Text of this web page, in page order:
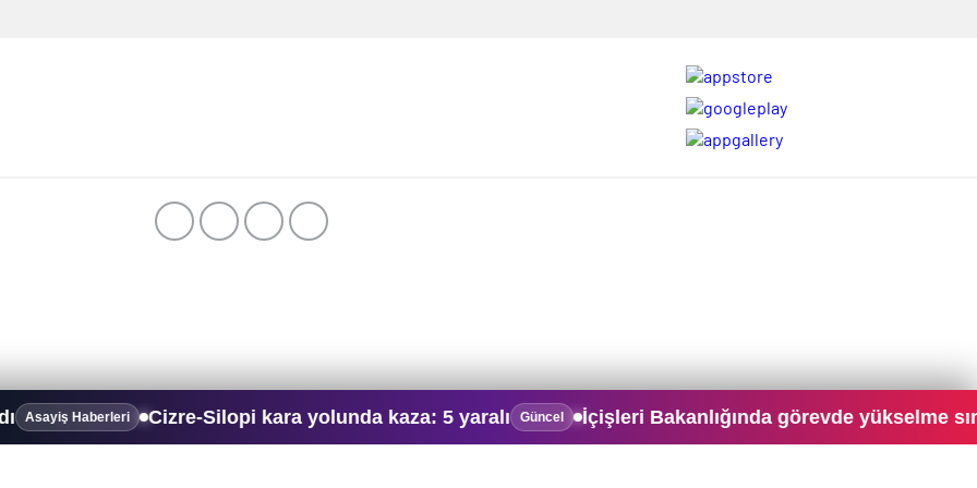
Cizre-Silopi kara yolunda kaza: 5 yaralı Güncel İçişleri Bakanlığında görevde yükselme sınavı 28